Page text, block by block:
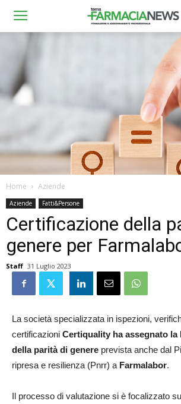
Home Aziende
Aziende Fatti&Persone
Certificazione della
genere per
Staff 31 Luglio 2023
La società specializzata in ispezioni,
certificazioni Certiquality ha assegnato
della parità di genere prevista anche dal
ripresa e resilienza (Pnrr) a Farmalabor.
Il processo di valutazione si è focalizzato su